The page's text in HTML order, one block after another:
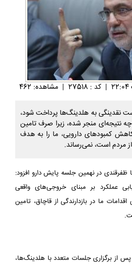
| کد : 27518 | مشاهده: 462
نقدینگی به هلدینگ‌ها پرداخت شود،
نتیجه‌ای منجر شده، زیرا صرف تامین
کمبودهای دارویی، ما را به هدف
مردم است، نمی‌رساند.
در نهمین جلسه پایش دارو افزود:
عملکرد بر مبنای خروجی‌های واقعی
ما در بازدارندگی از قاچاق، تامین
از برگزاری جلسات متعدد با هلدینگ‌ها،